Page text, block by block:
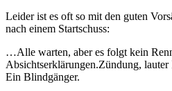
Leider ist es oft so mit den guten
nach einem Startschuss:
…Alle warten, aber es folgt kein
Absichtserklärungen.Zündung,
Ein Blindgänger.